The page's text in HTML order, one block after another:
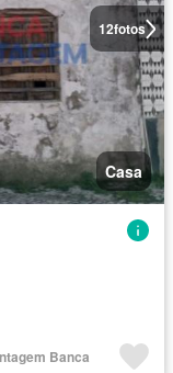
12fotos
Casa
Banca